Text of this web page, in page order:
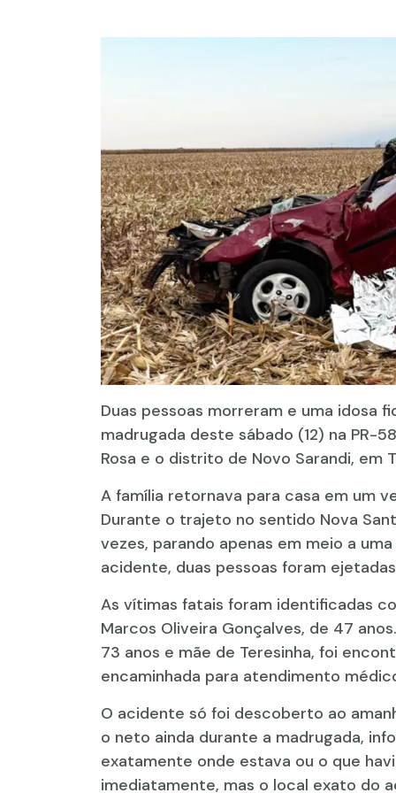
Duas pessoas morreram e uma idosa
madrugada deste sábado (12) na PR-
Rosa e o distrito de Novo Sarandi, em
A família retornava para casa em um
Durante o trajeto no sentido Nova
vezes, parando apenas em meio a
acidente, duas pessoas foram
As vítimas fatais foram identificadas
Marcos Oliveira Gonçalves, de 47
73 anos e mãe de Teresinha, foi
encaminhada para atendimento
O acidente só foi descoberto ao
o neto ainda durante a madrugada,
exatamente onde estava ou o que
imediatamente, mas o local exato do